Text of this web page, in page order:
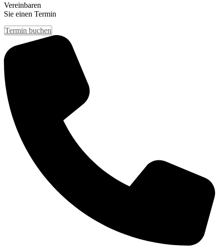
Vereinbaren
Sie einen Termin
Termin buchen